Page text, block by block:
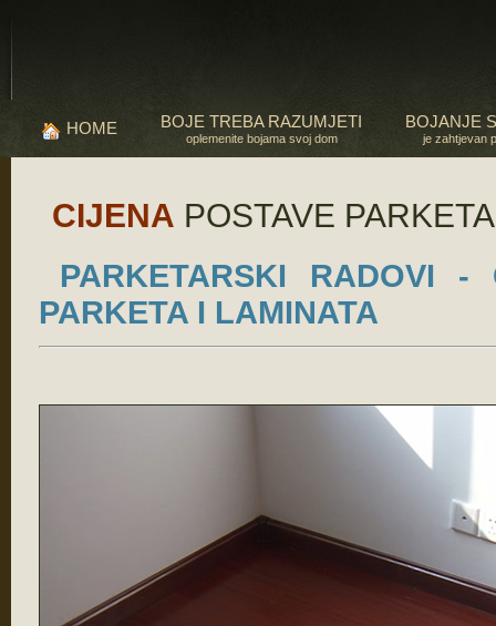
HOME BOJE TREBA RAZUMJETI
oplemenite bojama svoj dom
BOJANJE
je zahtjevan
CIJENA POSTAVE
PARKETARSKI RADOVI -
PARKETA I LAMINATA